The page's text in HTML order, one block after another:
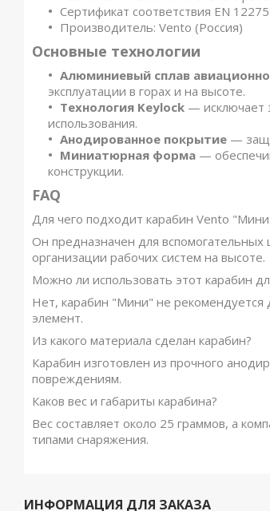
Сертификат соответствия EN 12275
Производитель: Vento (Россия)
Основные технологии
Алюминиевый сплав
эксплуатации в горах и на высоте.
Технология Keylock — исключает
использования.
Анодированное покрытие —
Миниатюрная форма —
конструкции.
FAQ
Для чего подходит карабин Vento
Он предназначен для
организации рабочих систем на высоте.
Можно ли использовать этот карабин
Нет, карабин "Мини" не рекомендуется
элемент.
Из какого материала сделан карабин?
Карабин изготовлен из прочного
повреждениям.
Каков вес и габариты карабина?
Вес составляет около 25 граммов, а
типами снаряжения.
ИНФОРМАЦИЯ ДЛЯ ЗАКАЗА